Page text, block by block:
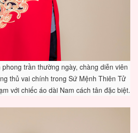
trần thường ngày, chàng diễn viên
thủ vai chính trong Sứ Mệnh Thiên Tử
với chiếc áo dài Nam cách tân đặc biệt.